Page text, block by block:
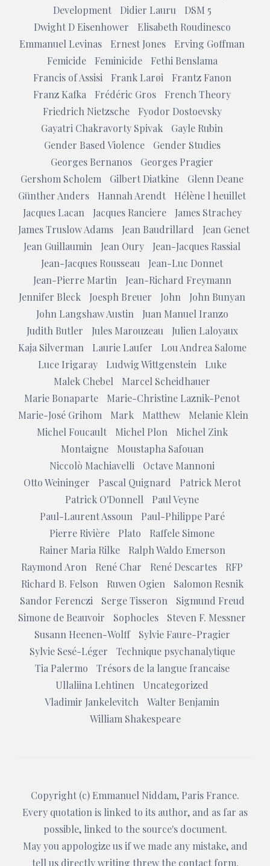
Development
Didier Lauru
DSM 5
Dwight D Eisenhower
Elisabeth Roudinesco
Emmanuel Levinas
Ernest Jones
Erving Goffman
Femicide
Feminicide
Fethi Benslama
Francis of Assisi
Frank Larøi
Frantz Fanon
Franz Kafka
Frédéric Gros
French Theory
Friedrich Nietzsche
Fyodor Dostoevsky
Gayatri Chakravorty Spivak
Gayle Rubin
Gender Based Violence
Gender Studies
Georges Bernanos
Georges Pragier
Gershom Scholem
Gilbert Diatkine
Glenn Deane
Günther Anders
Hannah Arendt
Hélène l heuillet
Jacques Lacan
Jacques Ranciere
James Strachey
James Truslow Adams
Jean Baudrillard
Jean Genet
Jean Guillaumin
Jean Oury
Jean-Jacques Rassial
Jean-Jacques Rousseau
Jean-Luc Donnet
Jean-Pierre Martin
Jean-Richard Freymann
Jennifer Bleck
Joesph Breuer John
John Bunyan
John Langshaw Austin
Juan Manuel Iranzo
Judith Butler
Jules Marouzeau
Julien Laloyaux
Kaja Silverman
Laurie Laufer
Lou Andrea Salome
Luce Irigaray
Ludwig Wittgenstein
Luke
Malek Chebel
Marcel Scheidhauer
Marie Bonaparte
Marie-Christine Laznik-Penot
Marie-José Grihom
Mark Matthew
Melanie Klein
Michel Foucault
Michel Plon
Michel Zink
Montaigne
Moustapha Safouan
Niccolò Machiavelli
Octave Mannoni
Otto Weininger
Pascal Quignard
Patrick Merot
Patrick O'Donnell
Paul Veyne
Paul-Laurent Assoun
Paul-Philippe Paré
Pierre Rivière
Plato
Raffele Simone
Rainer Maria Rilke
Ralph Waldo Emerson
Raymond Aron
René Char René Descartes
RFP
Richard B. Felson
Ruwen Ogien
Salomon Resnik
Sandor Ferenczi
Serge Tisseron
Sigmund Freud
Simone de Beauvoir
Sophocles
Steven F. Messner
Susann Heenen-Wolff
Sylvie Faure-Pragier
Sylvie Sesé-Léger
Technique psychanalytique
Tia Palermo
Trésors de la langue francaise
Ullaliina Lehtinen
Uncategorized
Vladimir Jankelevitch
Walter Benjamin
William Shakespeare
Copyright (c) Emmanuel Niddam, Paris France.
Every quotation is linked to its author, and as far as
possible, linked to the source's document.
May you appologize us if we made any mistake, and
tell us directly writing threw the contact form.